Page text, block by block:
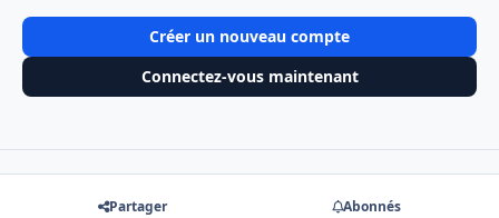
Créer un nouveau compte
Connectez-vous maintenant
Partager Abonnés